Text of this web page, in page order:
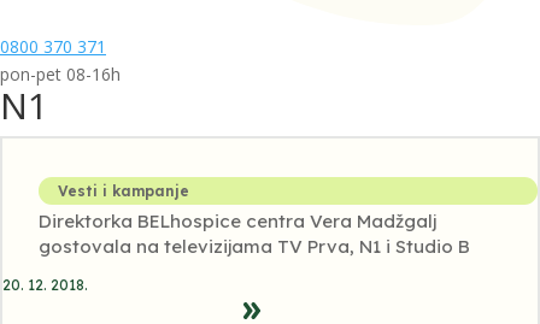
0800 370 371
pon-pet 08-16h
N1
Vesti i kampanje
Direktorka BELhospice centra Vera Madžgalj
gostovala na televizijama TV Prva, N1 i Studio B
20. 12. 2018.